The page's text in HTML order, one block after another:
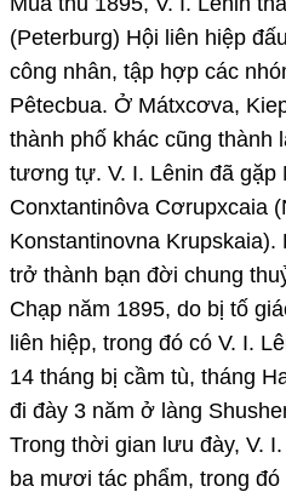
(Peterburg) Hội liên hiệp
công nhân, tập hợp các
Pêtecbua. Ở Mátxcơva,
thành phố khác cũng thành
tương tự. V. I. Lênin đã gặp
Conxtantinôva Cơrupxcaia
Konstantinovna
trở thành bạn đời chung
Chạp năm 1895, do bị tố
liên hiệp, trong đó có V. I.
14 tháng bị cầm tù, tháng
đi đày 3 năm ở làng
Trong thời gian lưu đày, V.
ba mươi tác phẩm, trong